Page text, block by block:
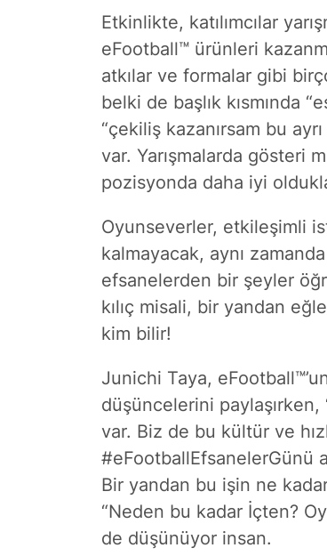
Etkinlikte, katılımcılar
eFootball™ ürünleri
atkılar ve formalar gibi
belki de başlık kısmında
“çekiliş kazanırsam bu
var. Yarışmalarda gösteri
pozisyonda daha iyi
Oyunseverler, etkileşimli
kalmayacak, aynı
efsanelerden bir şeyler
kılıç misali, bir yandan
kim bilir!
Junichi Taya,
düşüncelerini
var. Biz de bu kültür ve
#eFootballEfsanelerGünü
Bir yandan bu işin ne
“Neden bu kadar İçten?
de düşünüyor insan.